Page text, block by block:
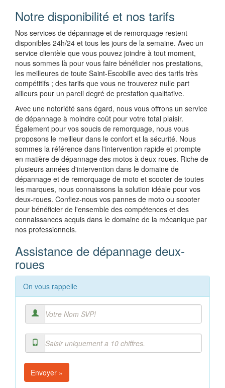
Notre disponibilité et nos tarifs
Nos services de dépannage et de remorquage restent
disponibles 24h/24 et tous les jours de la semaine. Avec un
service clientèle que vous pouvez joindre à tout moment,
nous sommes là pour vous faire bénéficier nos prestations,
les meilleures de toute Saint-Escobille avec des tarifs très
compétitifs ; des tarifs que vous ne trouverez nulle part
ailleurs pour un pareil degré de prestation qualitative.
Avec une notoriété sans égard, nous vous offrons un service
de dépannage à moindre coût pour votre total plaisir.
Également pour vos soucis de remorquage, nous vous
proposons le meilleur dans le confort et la sécurité. Nous
sommes la référence dans l'intervention rapide et prompte
en matière de dépannage des motos à deux roues. Riche de
plusieurs années d'intervention dans le domaine de
dépannage et de remorquage de moto et scooter de toutes
les marques, nous connaissons la solution idéale pour vos
deux-roues. Confiez-nous vos pannes de moto ou scooter
pour bénéficier de l'ensemble des compétences et des
connaissances acquis dans le domaine de la mécanique par
nos professionnels.
Assistance de dépannage deux-
roues
On vous rappelle
Envoyer »